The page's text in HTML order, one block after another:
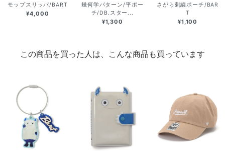
モップスリッパ/BART
¥4,000
幾何学パターン/平ポー
チ/DB.スター...
¥1,300
さがら刺繍ポーチ/BAR
T
¥1,100
この商品を買った人は、こんな商品も買っています